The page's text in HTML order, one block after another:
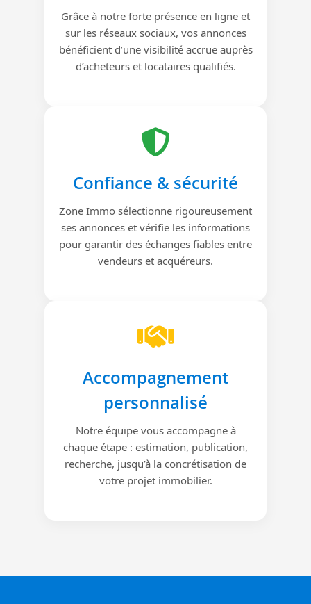
Grâce à notre forte présence en ligne et
sur les réseaux sociaux, vos annonces
bénéficient d’une visibilité accrue auprès
d’acheteurs et locataires qualifiés.
Confiance & sécurité
Zone Immo sélectionne rigoureusement
ses annonces et vérifie les informations
pour garantir des échanges fiables entre
vendeurs et acquéreurs.
Accompagnement
personnalisé
Notre équipe vous accompagne à
chaque étape : estimation, publication,
recherche, jusqu’à la concrétisation de
votre projet immobilier.